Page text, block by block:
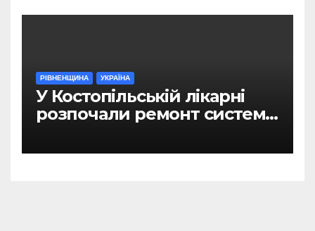
РІВНЕНЩИНА УКРАЇНА
У Костопільській лікарні
розпочали ремонт системи